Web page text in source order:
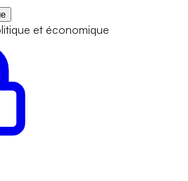
et économique